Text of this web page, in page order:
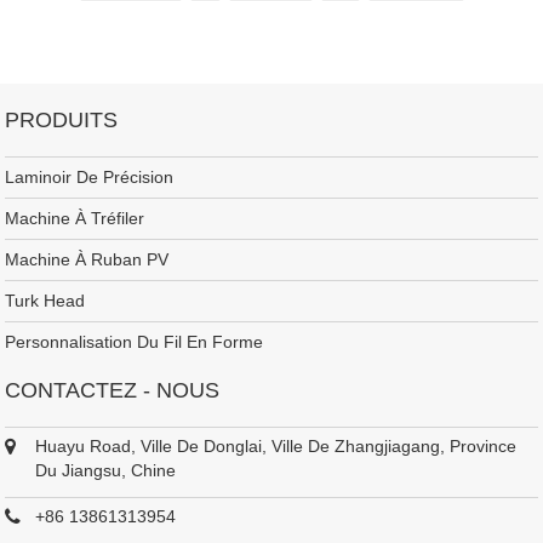
barres omnibus de cette manière permet d'avoir plusieurs points de transmission
étain, barre omnibus PV, rubans PV Chine, fabricant de ruban PV, usine de
PRODUITS
Laminoir De Précision
Machine À Tréfiler
Machine À Ruban PV
Turk Head
Personnalisation Du Fil En Forme
CONTACTEZ - NOUS
Huayu Road, Ville De Donglai, Ville De Zhangjiagang, Province
Du Jiangsu, Chine
+86 13861313954